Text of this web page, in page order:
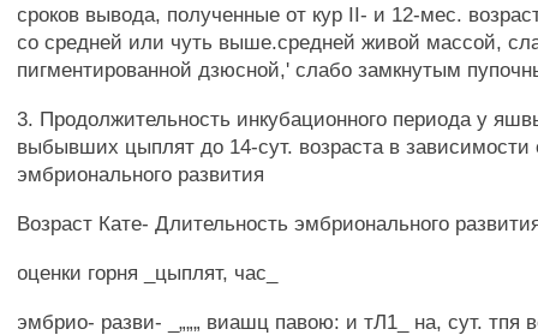
сроков вывода, полученные от кур II- и 12-мес.
со средней или чуть выше.средней живой массой,
пигментированной дзюсной,' слабо замкнутым
3. Продолжительность инкубационного периода у
выбывших цыплят до 14-сут. возраста в зависимости
эмбрионального развития
Возраст Кате- Длительность эмбрионального
оценки горня _цыплят, час_
эмбрио- разви- _„„„ виашц павою: и тЛ1_ на, сут. тпя